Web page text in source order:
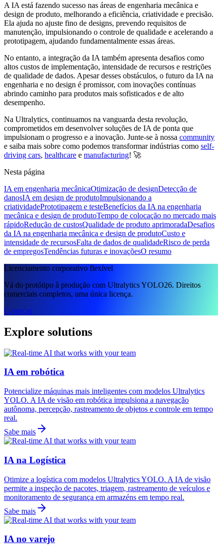
A IA está fazendo sucesso nas áreas de engenharia mecânica e
design de produto, melhorando a eficiência, criatividade e precisão.
Ela ajuda no ajuste fino de designs, prevendo requisitos de
manutenção, impulsionando o controle de qualidade e acelerando a
prototipagem, ajudando fundamentalmente essas áreas.
No entanto, a integração da IA também apresenta desafios como
altos custos de implementação, intensidade de recursos e restrições
de qualidade de dados. Apesar desses obstáculos, o futuro da IA na
engenharia e no design é promissor, com inovações contínuas
abrindo caminho para produtos mais sofisticados e de alto
desempenho.
Na Ultralytics, continuamos na vanguarda desta revolução,
comprometidos em desenvolver soluções de IA de ponta que
impulsionam o progresso e a inovação. Junte-se à nossa community
e saiba mais sobre como podemos transformar indústrias como self-
driving cars, healthcare e manufacturing! 🚀
Nesta página
IA em engenharia mecânicaOtimização de designDetecção de
danosIA em design de produtoImpulsionando a
criatividadePrototipagem e testeBenefícios da IA na engenharia
mecânica e design de produtoTempo de colocação no mercado mais
rápidoRedução de custosQualidade de produto aprimoradaDesafios
da IA na engenharia mecânica e design de produtoCusto e
intensidade de recursosFalta de dados de qualidadeRisco de perda
de empregosTendências futuras e inovaçõesO resumo
Licenciamento corporativo flexível
Vá do protótipo à produção com Ultralytics YOLO26. Direitos
comerciais completos, uma única licença.
Começar
Explore solutions
IA em robótica
Potencialize máquinas mais inteligentes com modelos Ultralytics
YOLO. A IA de visão em robótica impulsiona a navegação
autônoma, percepção, rastreamento de objetos e controle em tempo
real.
Sabe mais
IA na Logística
Otimize a logística com modelos Ultralytics YOLO. A IA de visão
permite a inspeção de pacotes, triagem, rastreamento de veículos e
monitoramento de segurança em armazéns em tempo real.
Sabe mais
IA no varejo